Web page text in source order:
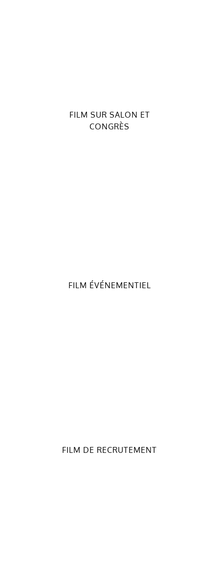
FILM SUR SALON ET
CONGRÈS
FILM ÉVÉNEMENTIEL
FILM DE RECRUTEMENT